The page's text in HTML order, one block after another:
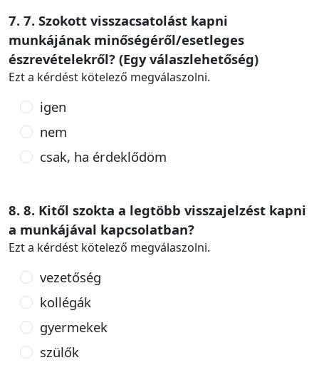
7. 7. Szokott visszacsatolást kapni
munkájának minőségéről/esetleges
észrevételekről? (Egy válaszlehetőség)
Ezt a kérdést kötelező megválaszolni.
igen
nem
csak, ha érdeklődöm
8. 8. Kitől szokta a legtöbb visszajelzést kapni
a munkájával kapcsolatban?
Ezt a kérdést kötelező megválaszolni.
vezetőség
kollégák
gyermekek
szülők